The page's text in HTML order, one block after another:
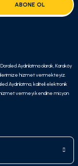
ABONE OL
Aydınlatma olarak, Karaköy
hizmet vermekteyiz.
Aydınlatma, kaliteli elektronik
hizmet vermeyi kendine misyon